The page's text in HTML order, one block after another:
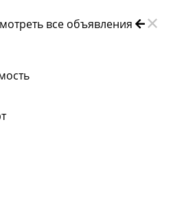
все объявления